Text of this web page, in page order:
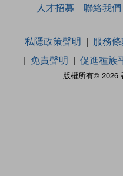
人才招募
聯絡我們
版權所有© 2026
私隱政策聲明 服務
免責聲明
促進種族